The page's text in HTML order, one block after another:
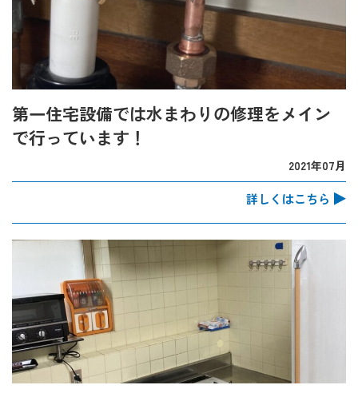
第一住宅設備では水まわりの修理をメイン
で行っています！
2021年07月
詳しくはこちら